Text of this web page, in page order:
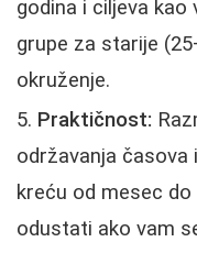
godina i ciljeva kao
grupe za starije
okruženje.
Praktičnost:
održavanja časova
kreću od mesec
odustati ako vam